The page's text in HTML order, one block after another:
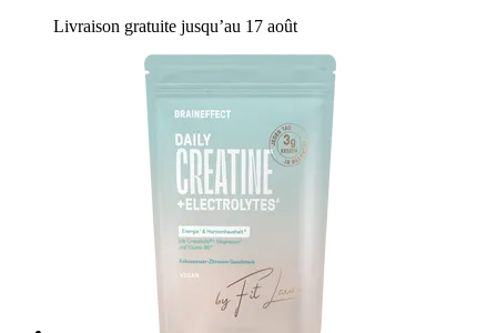
Livraison gratuite jusqu’au 17 août